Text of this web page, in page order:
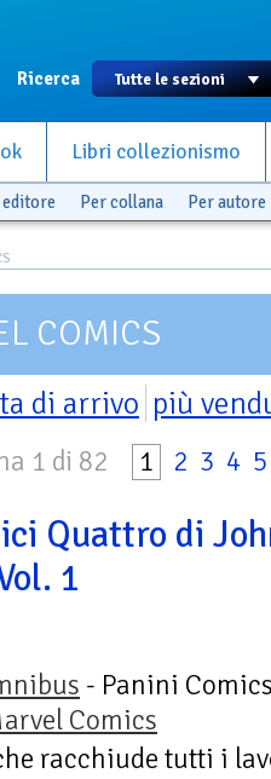
Ricerca
Libri collezionismo
Per collana Per autore
COMICS
di arrivo più
1 di 82 1 2 3 4 5
Quattro di
1
- Panini
Comics
racchiude tutti i